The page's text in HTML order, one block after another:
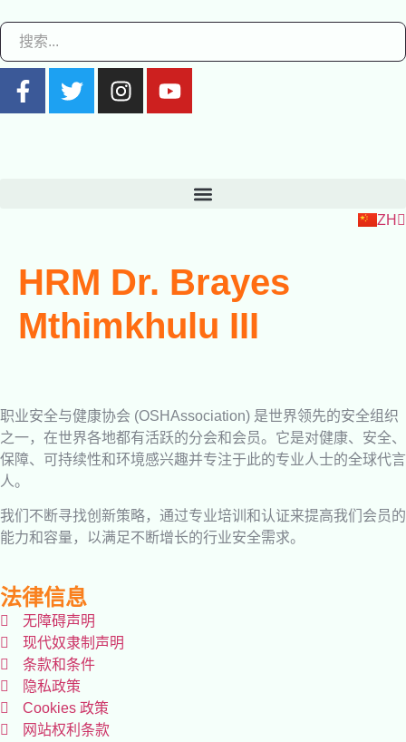
ZH
ES
HRM Dr. Brayes
Mthimkhulu III
职业安全与健康协会 (OSHAssociation) 是世界领先的安全组织
之一，在世界各地都有活跃的分会和会员。它是对健康、安全、
保障、可持续性和环境感兴趣并专注于此的专业人士的全球代言
人。
我们不断寻找创新策略，通过专业培训和认证来提高我们会员的
能力和容量，以满足不断增长的行业安全需求。
法律信息
无障碍声明
现代奴隶制声明
条款和条件
隐私政策
Cookies 政策
网站权利条款